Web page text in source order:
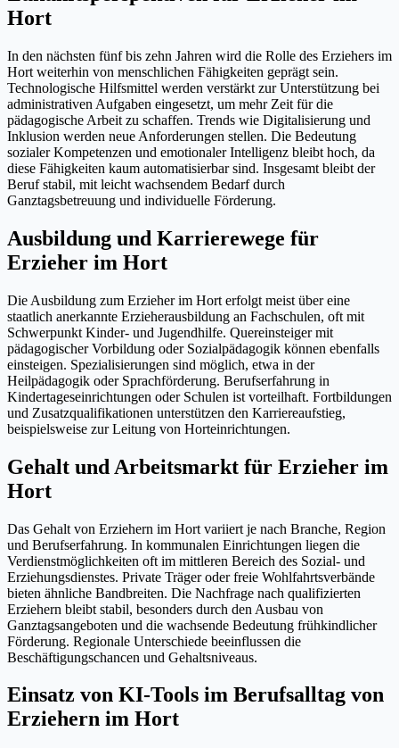
Hort
In den nächsten fünf bis zehn Jahren wird die Rolle des Erziehers im
Hort weiterhin von menschlichen Fähigkeiten geprägt sein.
Technologische Hilfsmittel werden verstärkt zur Unterstützung bei
administrativen Aufgaben eingesetzt, um mehr Zeit für die
pädagogische Arbeit zu schaffen. Trends wie Digitalisierung und
Inklusion werden neue Anforderungen stellen. Die Bedeutung
sozialer Kompetenzen und emotionaler Intelligenz bleibt hoch, da
diese Fähigkeiten kaum automatisierbar sind. Insgesamt bleibt der
Beruf stabil, mit leicht wachsendem Bedarf durch
Ganztagsbetreuung und individuelle Förderung.
Ausbildung und Karrierewege für
Erzieher im Hort
Die Ausbildung zum Erzieher im Hort erfolgt meist über eine
staatlich anerkannte Erzieherausbildung an Fachschulen, oft mit
Schwerpunkt Kinder- und Jugendhilfe. Quereinsteiger mit
pädagogischer Vorbildung oder Sozialpädagogik können ebenfalls
einsteigen. Spezialisierungen sind möglich, etwa in der
Heilpädagogik oder Sprachförderung. Berufserfahrung in
Kindertageseinrichtungen oder Schulen ist vorteilhaft. Fortbildungen
und Zusatzqualifikationen unterstützen den Karriereaufstieg,
beispielsweise zur Leitung von Horteinrichtungen.
Gehalt und Arbeitsmarkt für Erzieher im
Hort
Das Gehalt von Erziehern im Hort variiert je nach Branche, Region
und Berufserfahrung. In kommunalen Einrichtungen liegen die
Verdienstmöglichkeiten oft im mittleren Bereich des Sozial- und
Erziehungsdienstes. Private Träger oder freie Wohlfahrtsverbände
bieten ähnliche Bandbreiten. Die Nachfrage nach qualifizierten
Erziehern bleibt stabil, besonders durch den Ausbau von
Ganztagsangeboten und die wachsende Bedeutung frühkindlicher
Förderung. Regionale Unterschiede beeinflussen die
Beschäftigungschancen und Gehaltsniveaus.
Einsatz von KI-Tools im Berufsalltag von
Erziehern im Hort